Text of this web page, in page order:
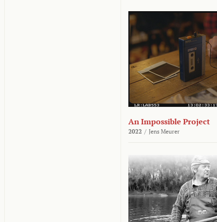
An Impossible Project
2022 / Jens Meurer